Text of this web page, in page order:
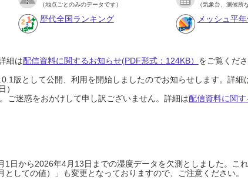
（地点ごとのみのデータです） （気象台、測候所
歴代全国ランキング メッシュ平
細は配信資料に関するお知らせ(PDF形式：124KB） をご覧くださ
版として公開、利用を開始しましたのでお知らせします。詳細
）
ご迷惑をおかけして申し訳ございません。詳細は配信資料に関す
日から2026年4月13日までの湿度データを欠測としました。こ
しての値）」も変更となっておりますので、ご注意ください。